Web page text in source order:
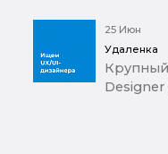
25 Июн
Удаленка
Designer